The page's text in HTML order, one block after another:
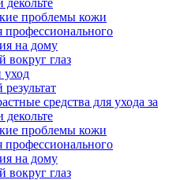
проблемы кожи
профессионального
на дому
вокруг глаз
средства для ухода за
проблемы кожи
профессионального
на дому
вокруг глаз